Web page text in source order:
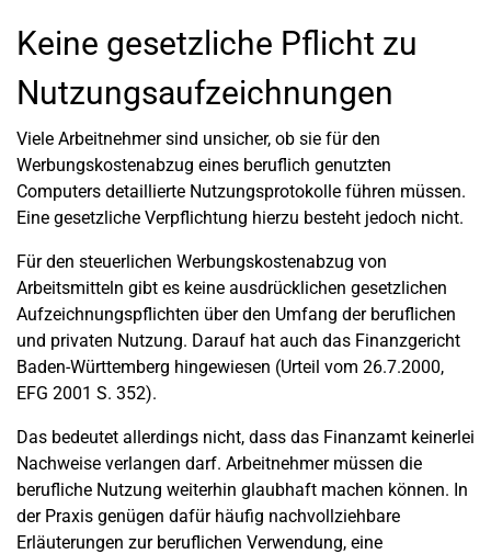
Keine gesetzliche Pflicht zu
Nutzungsaufzeichnungen
Viele Arbeitnehmer sind unsicher, ob sie für den
Werbungskostenabzug eines beruflich genutzten
Computers detaillierte Nutzungsprotokolle führen müssen.
Eine gesetzliche Verpflichtung hierzu besteht jedoch nicht.
Für den steuerlichen Werbungskostenabzug von
Arbeitsmitteln gibt es keine ausdrücklichen gesetzlichen
Aufzeichnungspflichten über den Umfang der beruflichen
und privaten Nutzung. Darauf hat auch das Finanzgericht
Baden-Württemberg hingewiesen (Urteil vom 26.7.2000,
EFG 2001 S. 352).
Das bedeutet allerdings nicht, dass das Finanzamt keinerlei
Nachweise verlangen darf. Arbeitnehmer müssen die
berufliche Nutzung weiterhin glaubhaft machen können. In
der Praxis genügen dafür häufig nachvollziehbare
Erläuterungen zur beruflichen Verwendung, eine